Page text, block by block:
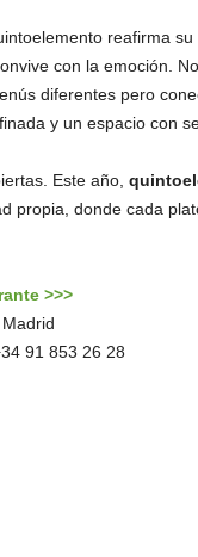
reafirma
con la emoción.
diferentes pero
y un espacio con
Este año,
propia, donde cada
>>>
91 853 26 28